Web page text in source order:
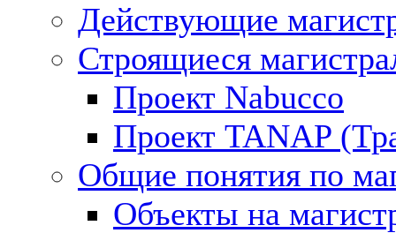
Действующие
Строящиеся
Проект Nabucco
Проект TANAP
Общие понятия по
Объекты на